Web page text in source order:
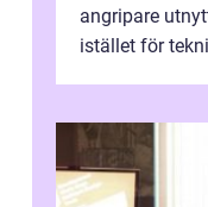
angripare
istället för